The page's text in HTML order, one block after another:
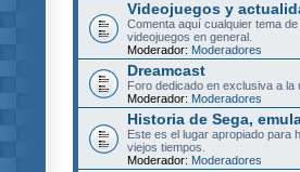
Videojuegos y
Comenta aquí cualquier tema
videojuegos en general.
Moderador: Moderadores
Dreamcast
Foro dedicado en exclusiva a la
Moderador: Moderadores
Historia de Sega,
Este es el lugar apropiado para
viejos tiempos.
Moderador: Moderadores